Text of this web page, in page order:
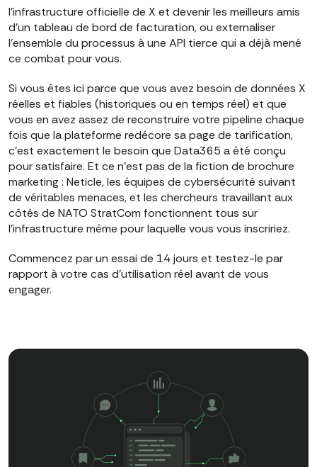
l'infrastructure officielle de X et devenir les meilleurs amis
d'un tableau de bord de facturation, ou externaliser
l'ensemble du processus à une API tierce qui a déjà mené
ce combat pour vous.
Si vous êtes ici parce que vous avez besoin de données X
réelles et fiables (historiques ou en temps réel) et que
vous en avez assez de reconstruire votre pipeline chaque
fois que la plateforme redécore sa page de tarification,
c'est exactement le besoin que Data365 a été conçu
pour satisfaire. Et ce n'est pas de la fiction de brochure
marketing : Neticle, les équipes de cybersécurité suivant
de véritables menaces, et les chercheurs travaillant aux
côtés de NATO StratCom fonctionnent tous sur
l'infrastructure même pour laquelle vous vous inscririez.
Commencez par un essai de 14 jours et testez-le par
rapport à votre cas d'utilisation réel avant de vous
engager.